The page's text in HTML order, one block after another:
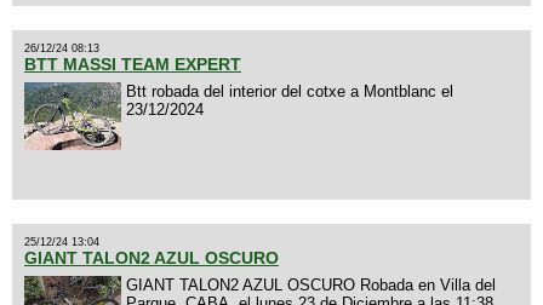
26/12/24 08:13
BTT MASSI TEAM EXPERT
Btt robada del interior del cotxe a Montblanc el
23/12/2024
25/12/24 13:04
GIANT TALON2 AZUL OSCURO
GIANT TALON2 AZUL OSCURO Robada en Villa del